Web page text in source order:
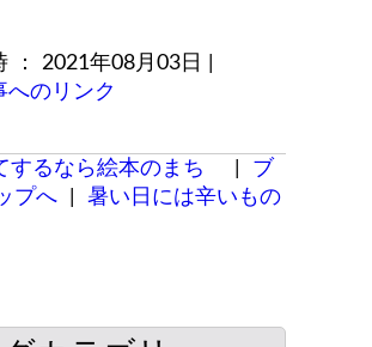
： 2021年08月03日
へのリンク
するなら絵本のまち
ブ
プへ
暑い日には辛いもの